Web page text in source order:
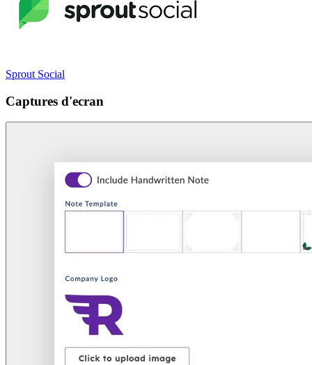
Sprout Social
Captures d'ecran